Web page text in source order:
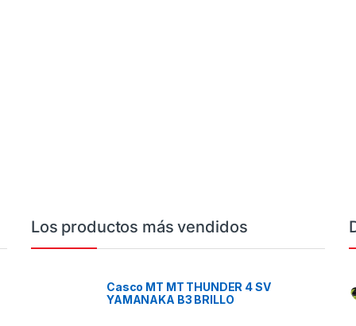
Los productos más vendidos
Casco MT MT THUNDER 4 SV
YAMANAKA B3 BRILLO